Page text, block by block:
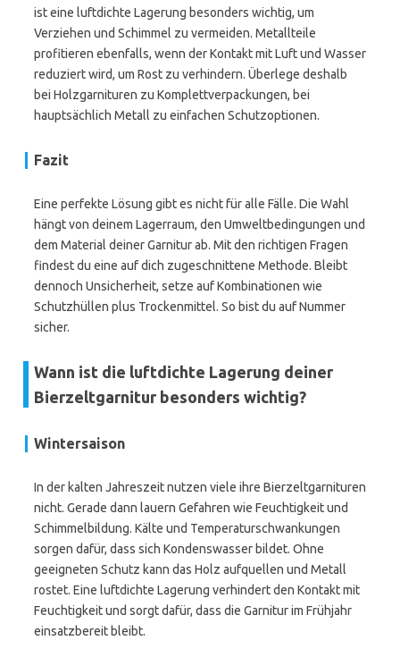
ist eine luftdichte Lagerung besonders wichtig, um
Verziehen und Schimmel zu vermeiden. Metallteile
profitieren ebenfalls, wenn der Kontakt mit Luft und Wasser
reduziert wird, um Rost zu verhindern. Überlege deshalb
bei Holzgarnituren zu Komplettverpackungen, bei
hauptsächlich Metall zu einfachen Schutzoptionen.
Fazit
Eine perfekte Lösung gibt es nicht für alle Fälle. Die Wahl
hängt von deinem Lagerraum, den Umweltbedingungen und
dem Material deiner Garnitur ab. Mit den richtigen Fragen
findest du eine auf dich zugeschnittene Methode. Bleibt
dennoch Unsicherheit, setze auf Kombinationen wie
Schutzhüllen plus Trockenmittel. So bist du auf Nummer
sicher.
Wann ist die luftdichte Lagerung deiner
Bierzeltgarnitur besonders wichtig?
Wintersaison
In der kalten Jahreszeit nutzen viele ihre Bierzeltgarnituren
nicht. Gerade dann lauern Gefahren wie Feuchtigkeit und
Schimmelbildung. Kälte und Temperaturschwankungen
sorgen dafür, dass sich Kondenswasser bildet. Ohne
geeigneten Schutz kann das Holz aufquellen und Metall
rostet. Eine luftdichte Lagerung verhindert den Kontakt mit
Feuchtigkeit und sorgt dafür, dass die Garnitur im Frühjahr
einsatzbereit bleibt.